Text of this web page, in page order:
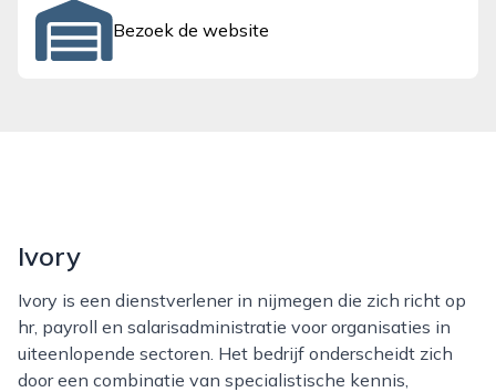
Bezoek de website
Ivory
Ivory is een dienstverlener in nijmegen die zich richt op
hr, payroll en salarisadministratie voor organisaties in
uiteenlopende sectoren. Het bedrijf onderscheidt zich
door een combinatie van specialistische kennis,